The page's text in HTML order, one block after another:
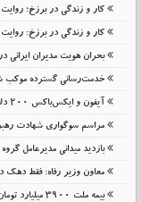
کار و زندگی در برزخ؛ روایت
کار و زندگی در برزخ: روایت
بحران هویت مدیران ایرانی
خدمت‌رسانی گسترده موکب
آیفون و ایکس‌باکس ۲۰۰ دلار گران شد؛بیشتر از حقوق یک ماه اکثر ایرانی ها
مراسم سوگواری شهادت
بازدید میدانی مدیرعامل
معاون وزیر رفاه: فقط دهک دهم
بیمه ملت 3900 میلیارد تومان خسارت پرداخت کرد